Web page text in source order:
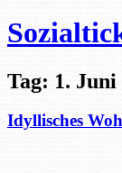
Tag: 1. Juni
Idyllisches